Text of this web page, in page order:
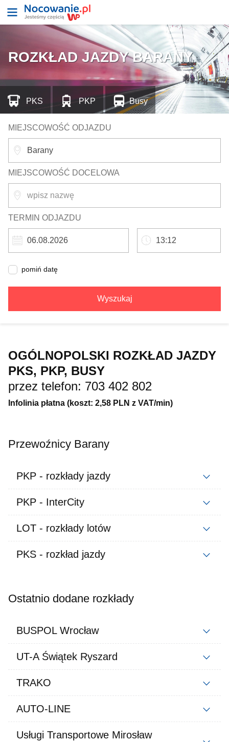
ROZKŁAD JAZDY BARANY
MIEJSCOWOŚĆ ODJAZDU
MIEJSCOWOŚĆ DOCELOWA
TERMIN ODJAZDU
pomiń datę
Wyszukaj
PKS PKP Busy
OGÓLNOPOLSKI ROZKŁAD JAZDY
PKS, PKP, BUSY
przez telefon: 703 402 802
Infolinia płatna (koszt: 2,58 PLN z VAT/min)
Przewoźnicy Barany
PKP - rozkłady jazdy
PKP - InterCity
LOT - rozkłady lotów
PKS - rozkład jazdy
Ostatnio dodane rozkłady
BUSPOL Wrocław
UT-A Świątek Ryszard
TRAKO
AUTO-LINE
Usługi Transportowe Mirosław